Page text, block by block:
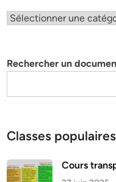
Classification
Rechercher un
Classes populaires
Cours